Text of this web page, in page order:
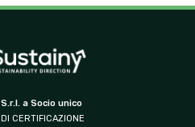
a Socio unico
CERTIFICAZIONE